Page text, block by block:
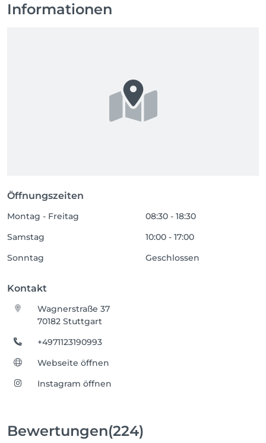
Informationen
Öffnungszeiten
Montag - Freitag
08:30 - 18:30
Samstag
10:00 - 17:00
Sonntag
Geschlossen
Kontakt
Wagnerstraße 37
70182 Stuttgart
+4971123190993
Webseite öffnen
Instagram öffnen
Bewertungen(224)